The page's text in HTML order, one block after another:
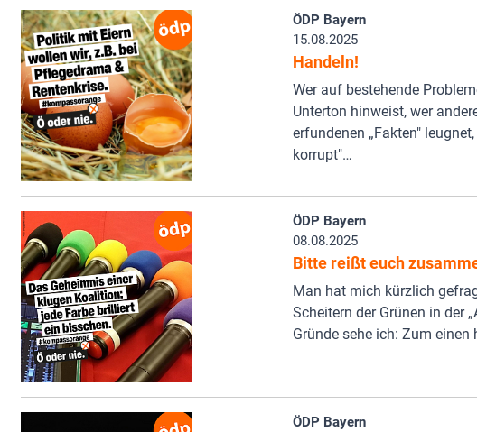
ÖDP Bayern
15.08.2025
Handeln!
Wer auf bestehende
Unterton hinweist, wer
erfundenen „Fakten"
korrupt"…
ÖDP Bayern
08.08.2025
Bitte reißt euch
Man hat mich kürzlich
Scheitern der Grünen in der
Gründe sehe ich: Zum einen
ÖDP Bayern